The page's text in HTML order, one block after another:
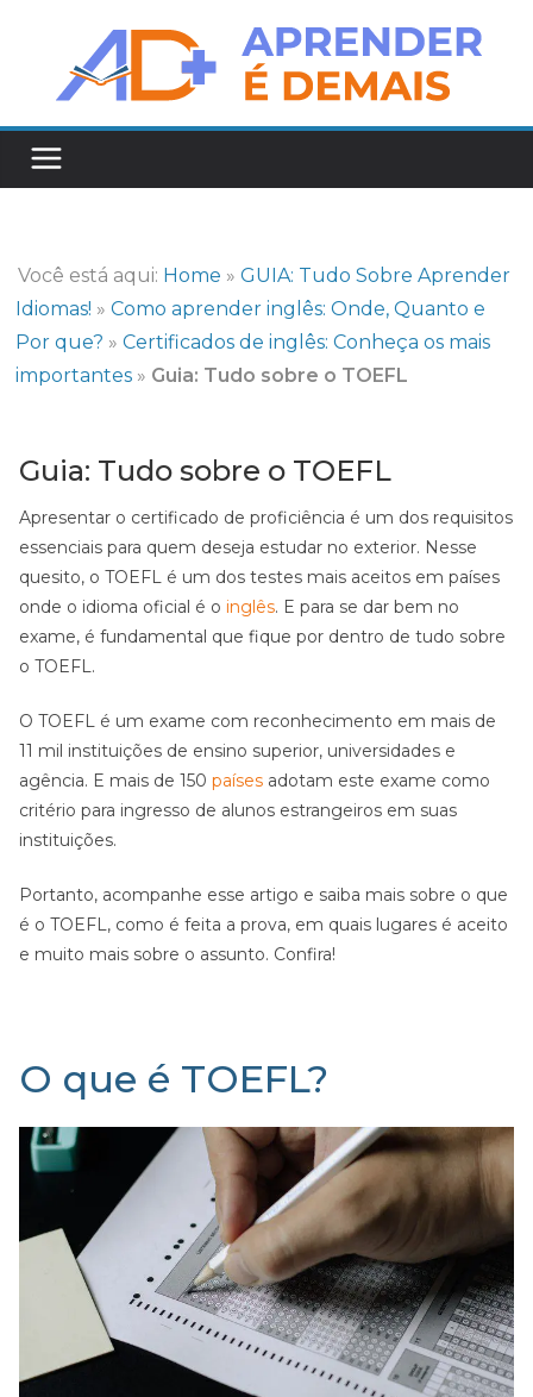
Você está aqui: Home »GUIA: Tudo Sobre Aprender
Idiomas! »Como aprender inglês: Onde, Quanto e
Por que? »Certificados de inglês: Conheça os mais
importantes » Guia: Tudo sobre o TOEFL
Guia: Tudo sobre o TOEFL
Apresentar o certificado de proficiência é um dos requisitos
essenciais para quem deseja estudar no exterior. Nesse
quesito, o TOEFL é um dos testes mais aceitos em países
onde o idioma oficial é o inglês. E para se dar bem no
exame, é fundamental que fique por dentro de tudo sobre
o TOEFL.
O TOEFL é um exame com reconhecimento em mais de
11 mil instituições de ensino superior, universidades e
agência. E mais de 150 países adotam este exame como
critério para ingresso de alunos estrangeiros em suas
instituições.
Portanto, acompanhe esse artigo e saiba mais sobre o que
é o TOEFL, como é feita a prova, em quais lugares é aceito
e muito mais sobre o assunto. Confira!
O que é TOEFL?